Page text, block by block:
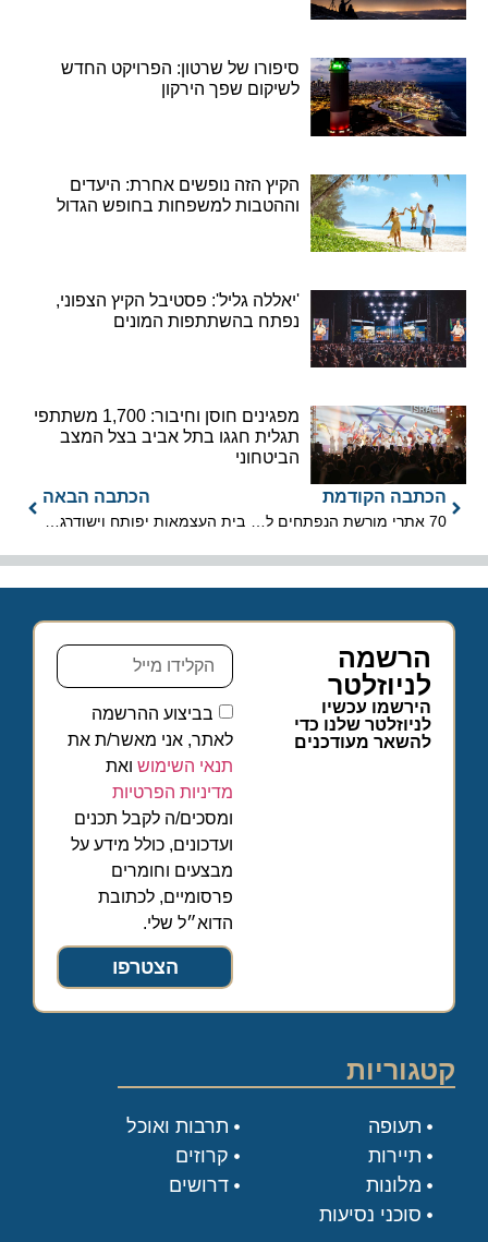
סיפורו של שרטון: הפרויקט החדש
לשיקום שפך הירקון
הקיץ הזה נופשים אחרת: היעדים
וההטבות למשפחות בחופש הגדול
'יאללה גליל': פסטיבל הקיץ הצפוני,
נפתח בהשתתפות המונים
מפגינים חוסן וחיבור: 1,700 משתתפי
תגלית חגגו בתל אביב בצל המצב
הביטחוני
הכתבה הקודמת הכתבה הבאה
הרשמה
לניוזלטר
הירשמו עכשיו
לניוזלטר שלנו כדי
להשאר מעודכנים
בביצוע ההרשמה
לאתר, אני מאשר/ת את
תנאי השימוש ואת
מדיניות הפרטיות
ומסכים/ה לקבל תכנים
ועדכונים, כולל מידע על
מבצעים וחומרים
פרסומיים, לכתובת
הדוא״ל שלי.
הצטרפו
קטגוריות
תעופה
תיירות
מלונות
סוכני נסיעות
תרבות ואוכל
קרוזים
דרושים